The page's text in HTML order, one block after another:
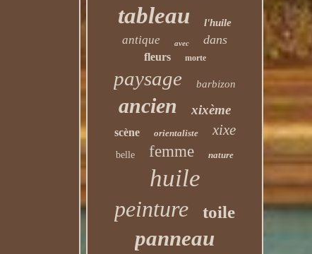
tableau l'huile
antique avec dans
fleurs morte
paysage barbizon
ancien xixème
scène orientaliste xixe
belle femme nature
huile
peinture toile
panneau